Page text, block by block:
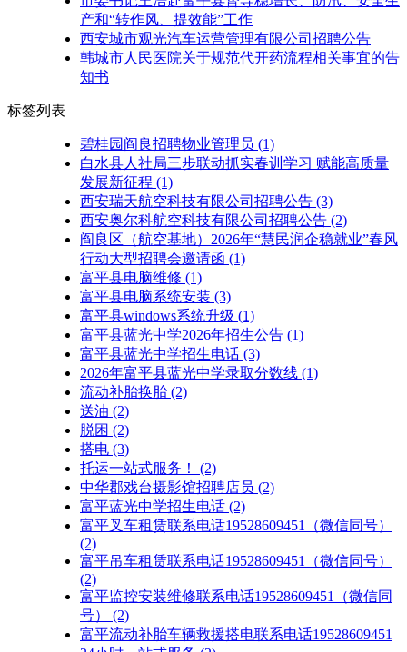
产和“转作风、提效能”工作
西安城市观光汽车运营管理有限公司招聘公告
韩城市人民医院关于规范代开药流程相关事宜的告
知书
标签列表
碧桂园阎良招聘物业管理员 (1)
白水县人社局三步联动抓实春训学习 赋能高质量
发展新征程 (1)
西安瑞天航空科技有限公司招聘公告 (3)
西安奥尔科航空科技有限公司招聘公告 (2)
阎良区（航空基地）2026年“慧民润企稳就业”春风
行动大型招聘会邀请函 (1)
富平县电脑维修 (1)
富平县电脑系统安装 (3)
富平县windows系统升级 (1)
富平县蓝光中学2026年招生公告 (1)
富平县蓝光中学招生电话 (3)
2026年富平县蓝光中学录取分数线 (1)
流动补胎换胎 (2)
送油 (2)
脱困 (2)
搭电 (3)
托运一站式服务！
(2)
中华郡戏台摄影馆招聘店员 (2)
富平蓝光中学招生电话 (2)
富平叉车租赁联系电话19528609451（微信同号）
(2)
富平吊车租赁联系电话19528609451（微信同号）
(2)
富平监控安装维修联系电话19528609451（微信同
号）
(2)
富平流动补胎车辆救援搭电联系电话19528609451